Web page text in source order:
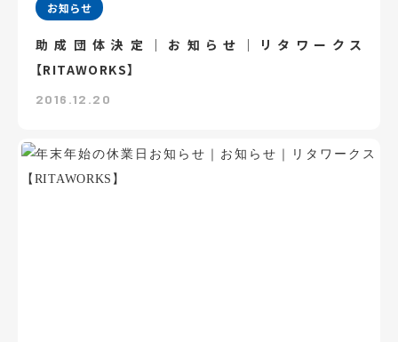
お知らせ
助成団体決定｜お知らせ｜リタワークス
【RITAWORKS】
2016.12.20